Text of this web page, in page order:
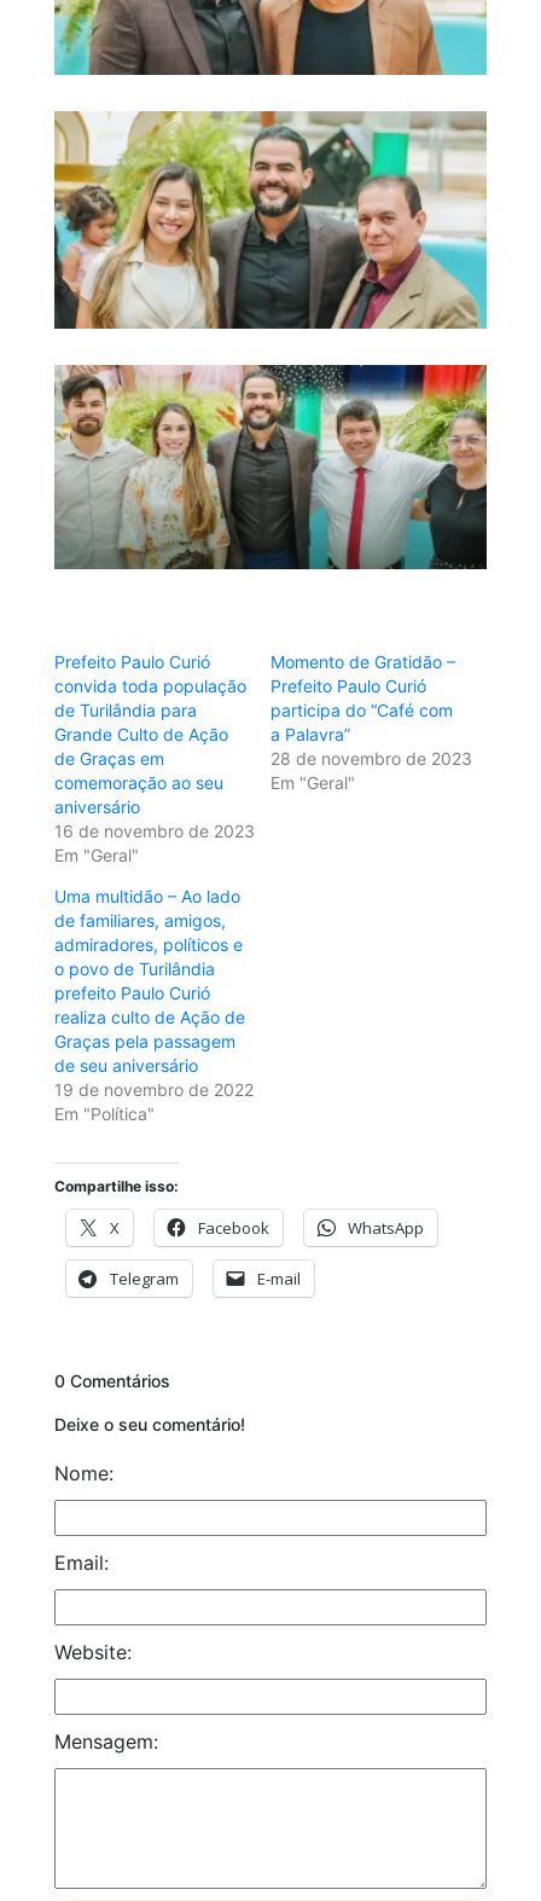
Prefeito Paulo Curió
convida toda população
de Turilândia para
Grande Culto de Ação
de Graças em
comemoração ao seu
aniversário
16 de novembro de 2023
Em "Geral"
Momento de Gratidão –
Prefeito Paulo Curió
participa do “Café com
a Palavra”
28 de novembro de 2023
Em "Geral"
Uma multidão – Ao lado
de familiares, amigos,
admiradores, políticos e
o povo de Turilândia
prefeito Paulo Curió
realiza culto de Ação de
Graças pela passagem
de seu aniversário
19 de novembro de 2022
Em "Política"
Compartilhe isso:
X Facebook WhatsApp
Telegram E-mail
0 Comentários
Deixe o seu comentário!
Nome:
Email:
Website:
Mensagem: